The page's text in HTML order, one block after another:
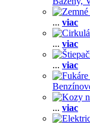
... viac
... viac
... viac
... viac